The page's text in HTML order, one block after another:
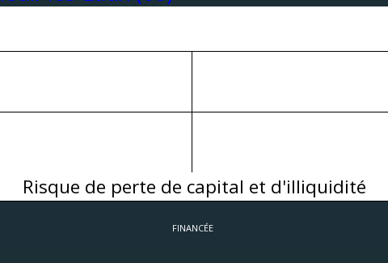
Risque de perte de capital et d'illiquidité
FINANCÉE